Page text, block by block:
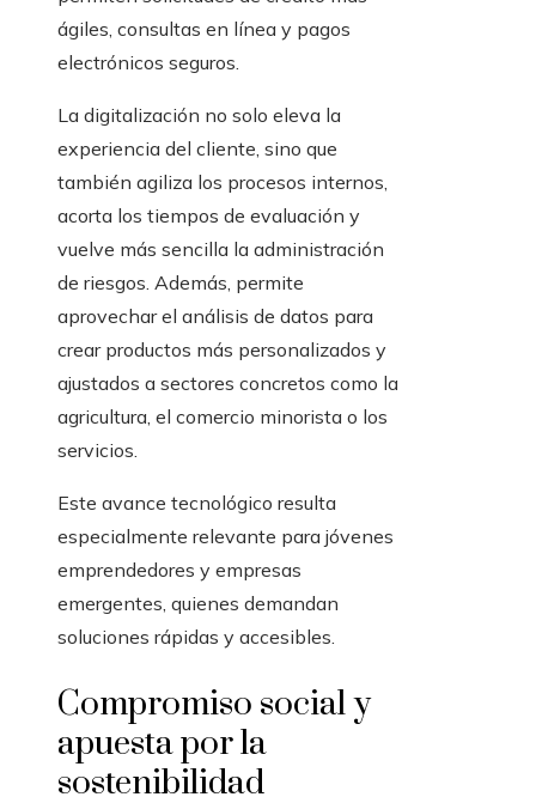
ágiles, consultas en línea y pagos
electrónicos seguros.
La digitalización no solo eleva la
experiencia del cliente, sino que
también agiliza los procesos internos,
acorta los tiempos de evaluación y
vuelve más sencilla la administración
de riesgos. Además, permite
aprovechar el análisis de datos para
crear productos más personalizados y
ajustados a sectores concretos como la
agricultura, el comercio minorista o los
servicios.
Este avance tecnológico resulta
especialmente relevante para jóvenes
emprendedores y empresas
emergentes, quienes demandan
soluciones rápidas y accesibles.
Compromiso social y
apuesta por la
sostenibilidad